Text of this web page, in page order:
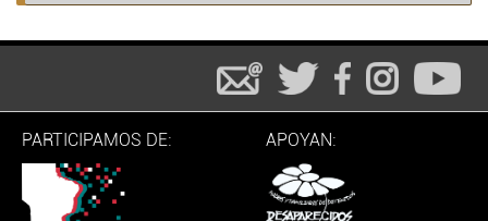
PARTICIPAMOS DE: APOYAN: